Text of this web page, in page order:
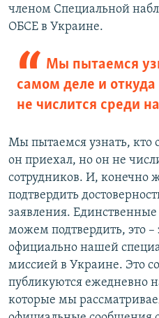
членом Специальной
ОБСЕ в Украине.
Мы пытаемся
самом деле и
не числится среди
Мы пытаемся узнать, кто
он приехал, но он не
сотрудников. И,
подтвердить
заявления.
можем подтвердить, это
официально нашей
миссией в Украине. Это
публикуются ежедневно
которые мы